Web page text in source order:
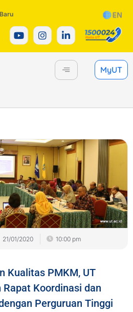
MyUT
21/01/2020 10:00 pm
Kualitas PMKM, UT
Koordinasi dan
Perguruan Tinggi